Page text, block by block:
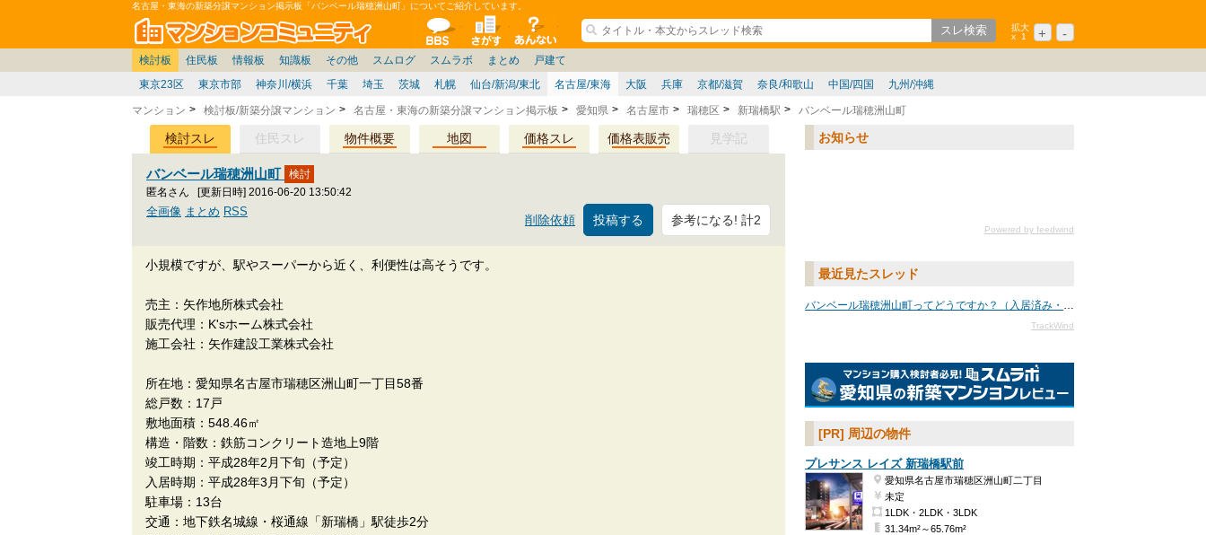
名古屋・東海の新築分譲マンション掲示板「バンベール瑞穂洲山町」についてご紹介しています。
マンションコミュニティ
全掲示板 物件検索 サイトについて
拡大
x
1 + -
検討板
東京23区
東京市部 神奈川/横浜 千葉 埼玉 茨城 札幌 仙台/新潟/東北 名古屋/東海 大阪 兵庫 京都/滋賀 奈良/和歌山 中国/四国 九州/沖縄
住民板
東京 神奈川 埼玉/千葉/関東 札幌/東北/北陸/信越 名古屋/東海 大阪/兵庫/京都/関西
情報板
価格表 スムログ出張所 暮らしやすさ評価 見学記
知識板
住宅ローン デベ/ゼネコン マンション雑談 マンション質問 住宅質問 管理会社/組合
その他
雑談 賃貸 移住相談 リゾート 広告 バトル 家具 ニュース 個人取引 政治
スムログ
お便り返し 座談会/対談 ブロガーの本音 マンション管理 ノウハウ 東京都 神奈川県
スムラボ
関東 中部 近畿 北海道 東北 中国 九州 その他 まとめ
東京都 神奈川県 千葉県 埼玉県 愛知県 大阪府 兵庫県 福岡県 戸建て
注文住宅 建売住宅 戸建質問 住宅設備
マンション 検討板/新築分譲マンション 名古屋・東海の新築分譲マンション掲示板 愛知県 名古屋市 瑞穂区 新瑞橋駅 バンベール瑞穂洲山町
検討スレ 住民スレ 物件概要 地図 価格スレ 価格表販売 見学記
バンベール瑞穂洲山町
匿名さん [更新日時] 2016-06-20 13:50:42
削除依頼 参考になる! 計2
全画像 まとめ RSS
小規模ですが、駅やスーパーから近く、利便性は高そうです。
売主：矢作地所株式会社
販売代理：K'sホーム株式会社
施工会社：矢作建設工業株式会社
所在地：愛知県名古屋市瑞穂区洲山町一丁目58番
総戸数：17戸
敷地面積：548.46㎡
構造・階数：鉄筋コンクリート造地上9階
竣工時期：平成28年2月下旬（予定）
入居時期：平成28年3月下旬（予定）
駐車場：13台
交通：地下鉄名城線・桜通線「新瑞橋」駅徒歩2分
お知らせ
Powered by feedwind
最近見たスレッド
バンベール瑞穂洲山町ってどうですか？（入居済み・中古・賃貸）
TrackWind
[PR] 周辺の物件
プレサンス レイズ 新瑞橋駅前
愛知県名古屋市瑞穂区洲山町二丁目
未定
1LDK・2LDK・3LDK
31.34m²～65.76m²